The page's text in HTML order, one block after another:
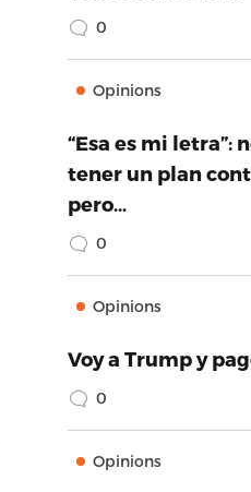
0
Opinions
“Esa es mi letra”:
tener un plan
pero…
0
Opinions
Voy a Trump y
0
Opinions